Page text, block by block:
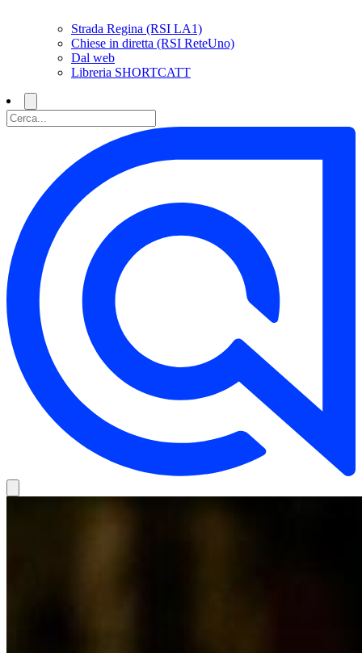
Strada Regina (RSI LA1)
Chiese in diretta (RSI ReteUno)
Dal web
Libreria SHORTCATT